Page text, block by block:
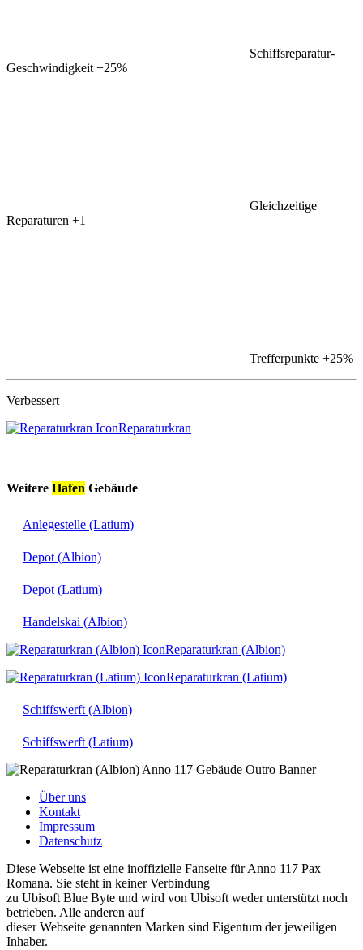
Schiffsreparatur-
Geschwindigkeit +25%
Gleichzeitige
Reparaturen +1
Trefferpunkte +25%
Verbessert
Reparaturkran
Weitere Hafen Gebäude
Anlegestelle (Latium)
Depot (Albion)
Depot (Latium)
Handelskai (Albion)
Reparaturkran (Albion)
Reparaturkran (Latium)
Schiffswerft (Albion)
Schiffswerft (Latium)
Über uns
Kontakt
Impressum
Datenschutz
Diese Webseite ist eine inoffizielle Fanseite für Anno 117 Pax
Romana. Sie steht in keiner Verbindung
zu Ubisoft Blue Byte und wird von Ubisoft weder unterstützt noch
betrieben. Alle anderen auf
dieser Webseite genannten Marken sind Eigentum der jeweiligen
Inhaber.